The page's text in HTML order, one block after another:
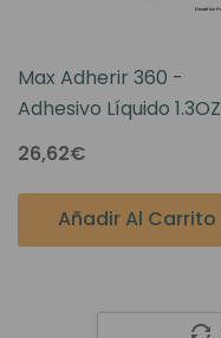
Max Adherir 360 -
Adhesivo Líquido 1.3OZ
26,62€
Añadir Al Carrito